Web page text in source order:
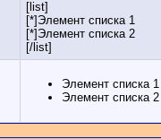
[list]
[*]Элемент списка 1
[*]Элемент списка 2
[/list]
Элемент списка 1
Элемент списка 2